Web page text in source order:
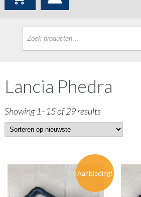
Lancia Phedra
Showing 1–15 of 29 results
Aanbieding!